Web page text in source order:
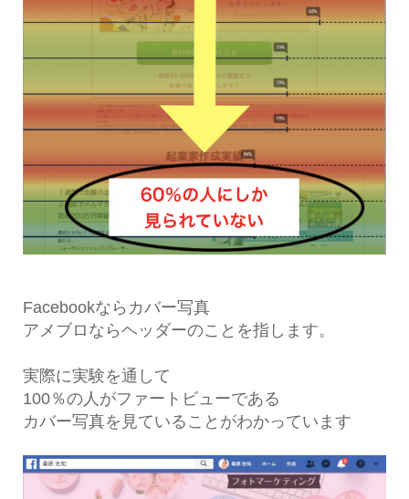
Facebookならカバー写真
アメブロならヘッダーのことを指します。
実際に実験を通して
100％の人がファートビューである
カバー写真を見ていることがわかっています